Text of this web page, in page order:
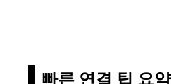
빠른 연결 팁 요약